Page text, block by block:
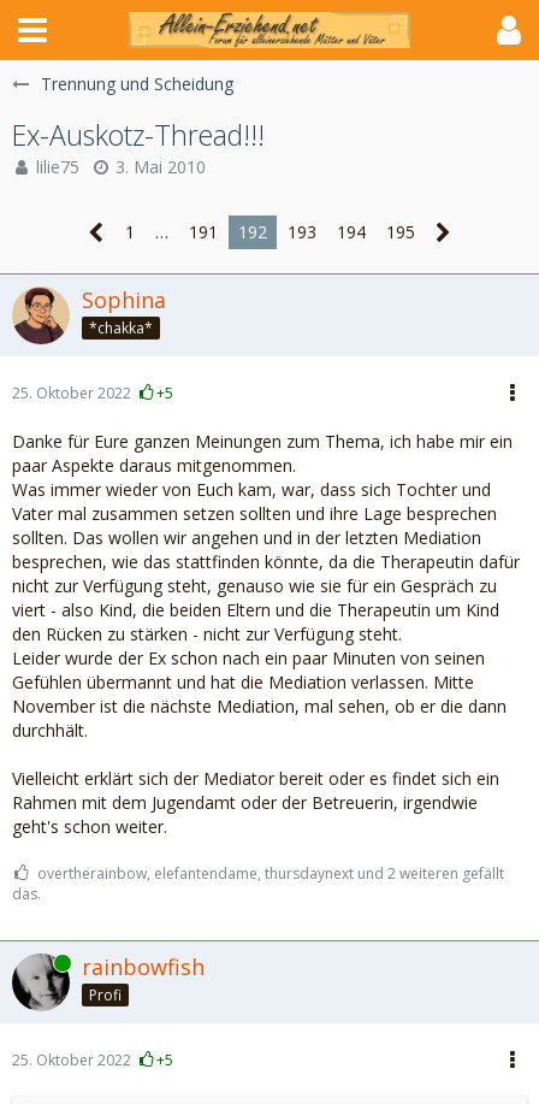
Trennung und Scheidung
Ex-Auskotz-Thread!!!
lilie75 3. Mai 2010
1 … 191 192 193 194 195
Sophina
*chakka*
25. Oktober 2022 +5
Danke für Eure ganzen Meinungen zum Thema, ich habe mir ein
paar Aspekte daraus mitgenommen.
Was immer wieder von Euch kam, war, dass sich Tochter und
Vater mal zusammen setzen sollten und ihre Lage besprechen
sollten. Das wollen wir angehen und in der letzten Mediation
besprechen, wie das stattfinden könnte, da die Therapeutin dafür
nicht zur Verfügung steht, genauso wie sie für ein Gespräch zu
viert - also Kind, die beiden Eltern und die Therapeutin um Kind
den Rücken zu stärken - nicht zur Verfügung steht.
Leider wurde der Ex schon nach ein paar Minuten von seinen
Gefühlen übermannt und hat die Mediation verlassen. Mitte
November ist die nächste Mediation, mal sehen, ob er die dann
durchhält.
Vielleicht erklärt sich der Mediator bereit oder es findet sich ein
Rahmen mit dem Jugendamt oder der Betreuerin, irgendwie
geht's schon weiter.
overtherainbow, elefantendame, thursdaynext und 2 weiteren gefällt
das.
Online rainbowfish
Profi
25. Oktober 2022 +5